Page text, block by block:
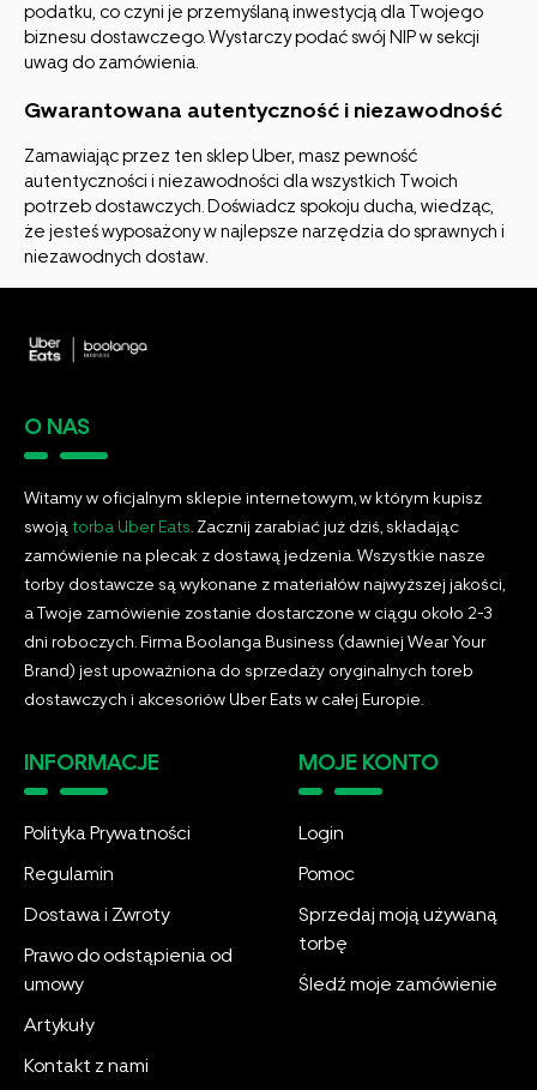
podatku, co czyni je przemyślaną inwestycją dla Twojego
biznesu dostawczego. Wystarczy podać swój NIP w sekcji
uwag do zamówienia.
Gwarantowana autentyczność i niezawodność
Zamawiając przez ten sklep Uber, masz pewność
autentyczności i niezawodności dla wszystkich Twoich
potrzeb dostawczych. Doświadcz spokoju ducha, wiedząc,
że jesteś wyposażony w najlepsze narzędzia do sprawnych i
niezawodnych dostaw.
O NAS
Witamy w oficjalnym sklepie internetowym, w którym kupisz
swoją torba Uber Eats . Zacznij zarabiać już dziś, składając
zamówienie na plecak z dostawą jedzenia. Wszystkie nasze
torby dostawcze są wykonane z materiałów najwyższej jakości,
a Twoje zamówienie zostanie dostarczone w ciągu około 2-3
dni roboczych. Firma Boolanga Business (dawniej Wear Your
Brand) jest upoważniona do sprzedaży oryginalnych toreb
dostawczych i akcesoriów Uber Eats w całej Europie.
INFORMACJE
Polityka Prywatności
Regulamin
Dostawa i Zwroty
Prawo do odstąpienia od
umowy
Artykuły
Kontakt z nami
MOJE KONTO
Login
Pomoc
Sprzedaj moją używaną
torbę
Śledź moje zamówienie